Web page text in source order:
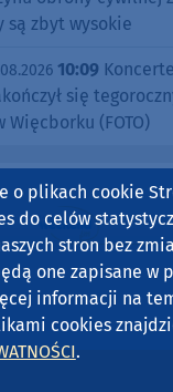
są zbyt wysokie
10:09
się
Więcborku (FOTO)
o plikach cookie
do celów
stron bez
one zapisane w
informacji na
cookies
.